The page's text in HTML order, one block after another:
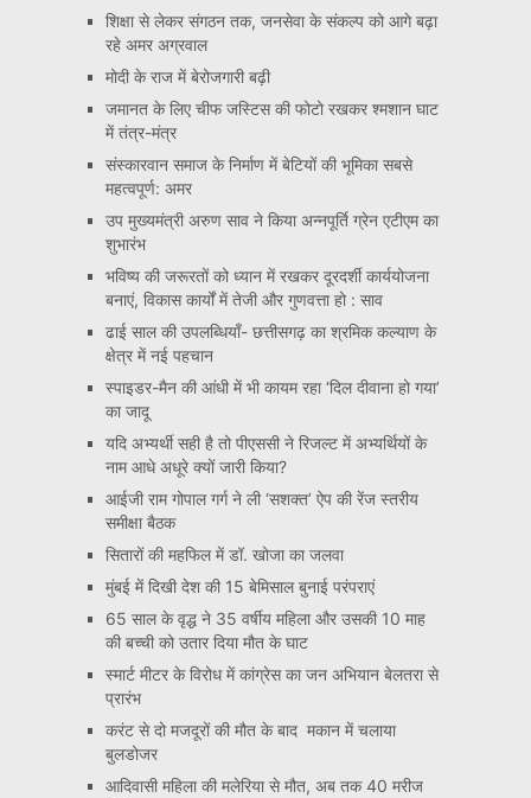
शिक्षा से लेकर संगठन तक, जनसेवा के संकल्प को आगे बढ़ा
रहे अमर अग्रवाल
मोदी के राज में बेरोजगारी बढ़ी
जमानत के लिए चीफ जस्टिस की फोटो रखकर श्मशान घाट
में तंत्र-मंत्र
संस्कारवान समाज के निर्माण में बेटियों की भूमिका सबसे
महत्वपूर्ण: अमर
उप मुख्यमंत्री अरुण साव ने किया अन्नपूर्ति ग्रेन एटीएम का
शुभारंभ
भविष्य की जरूरतों को ध्यान में रखकर दूरदर्शी कार्ययोजना
बनाएं, विकास कार्यों में तेजी और गुणवत्ता हो : साव
ढाई साल की उपलब्धियाँ- छत्तीसगढ़ का श्रमिक कल्याण के
क्षेत्र में नई पहचान
स्पाइडर-मैन की आंधी में भी कायम रहा ‘दिल दीवाना हो गया’
का जादू
यदि अभ्यर्थी सही है तो पीएससी ने रिजल्ट में अभ्यर्थियों के
नाम आधे अधूरे क्यों जारी किया?
आईजी राम गोपाल गर्ग ने ली ‘सशक्त’ ऐप की रेंज स्तरीय
समीक्षा बैठक
सितारों की महफिल में डॉ. खोजा का जलवा
मुंबई में दिखी देश की 15 बेमिसाल बुनाई परंपराएं
65 साल के वृद्ध ने 35 वर्षीय महिला और उसकी 10 माह
की बच्ची को उतार दिया मौत के घाट
स्मार्ट मीटर के विरोध में कांग्रेस का जन अभियान बेलतरा से
प्रारंभ
करंट से दो मजदूरों की मौत के बाद मकान में चलाया
बुलडोजर
आदिवासी महिला की मलेरिया से मौत, अब तक 40 मरीज